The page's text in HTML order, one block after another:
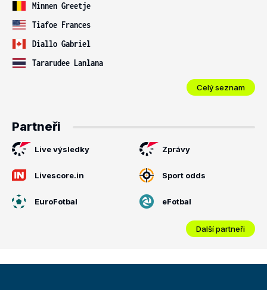
Minnen Greetje
Tiafoe Frances
Diallo Gabriel
Tararudee Lanlana
Celý seznam
Partneři
Live výsledky Zprávy
Livescore.in Sport odds
EuroFotbal eFotbal
Další partneři